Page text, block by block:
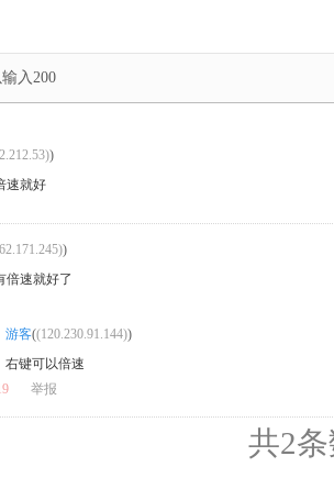
入200
)
速就好
)
倍速就好了
游客((120.230.91.144))
右键可以倍速
举报
共2